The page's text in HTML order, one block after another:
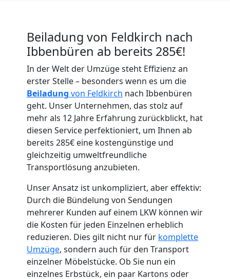
Beiladung von Feldkirch nach
Ibbenbüren ab bereits 285€!
In der Welt der Umzüge steht Effizienz an
erster Stelle – besonders wenn es um die
Beiladung von Feldkirch nach Ibbenbüren
geht. Unser Unternehmen, das stolz auf
mehr als 12 Jahre Erfahrung zurückblickt, hat
diesen Service perfektioniert, um Ihnen ab
bereits 285€ eine kostengünstige und
gleichzeitig umweltfreundliche
Transportlösung anzubieten.
Unser Ansatz ist unkompliziert, aber effektiv:
Durch die Bündelung von Sendungen
mehrerer Kunden auf einem LKW können wir
die Kosten für jeden Einzelnen erheblich
reduzieren. Dies gilt nicht nur für komplette
Umzüge, sondern auch für den Transport
einzelner Möbelstücke. Ob Sie nun ein
einzelnes Erbstück, ein paar Kartons oder
Umzugshelfer
Feldkirch
Möbeltaxi
Feldkirch
Kleintransport
Feldkirch